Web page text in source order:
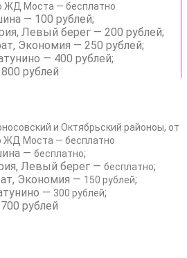
ЖД Моста — бесплатно
— 100 рублей;
Левый берег — 200 рублей;
Экономия — 250 рублей;
— 400 рублей;
рублей
и Октябрьский районоы, от
ЖД Моста — бесплатно
— бесплатно;
Левый берег — бесплатно;
Экономия — 150 рублей;
— 300 рублей;
рублей